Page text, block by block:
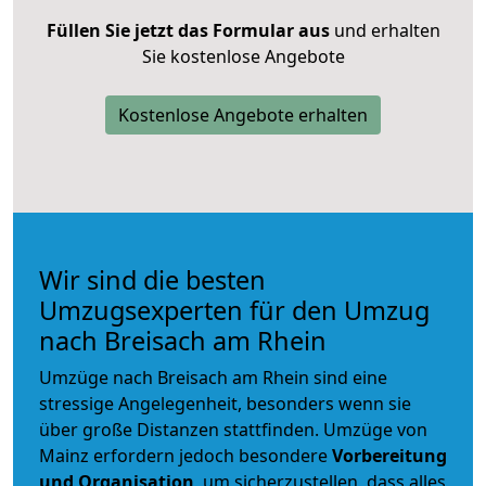
Füllen Sie jetzt das Formular ausund erhalten
Sie kostenlose Angebote
Kostenlose Angebote erhalten
Wir sind die besten
Umzugsexperten für den Umzug
nach Breisach am Rhein
Umzüge nach Breisach am Rhein sind eine
stressige Angelegenheit, besonders wenn sie
über große Distanzen stattfinden. Umzüge von
Mainz erfordern jedoch besondereVorbereitung